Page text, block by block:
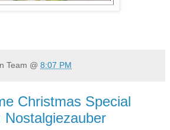
Team @ 8:07 PM
Christmas Special